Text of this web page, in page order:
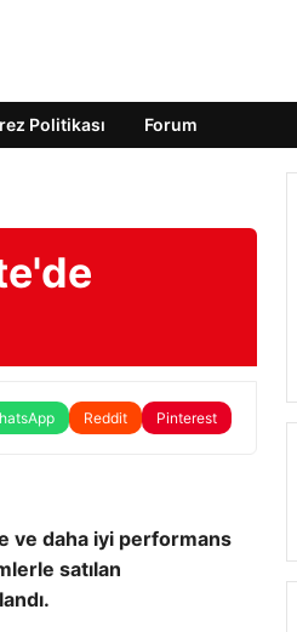
Politikası Forum
Reddit Pinterest
ve daha iyi performans
satılan